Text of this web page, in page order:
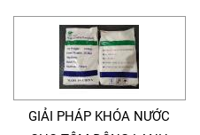
GIẢI PHÁP KHÓA NƯỚC